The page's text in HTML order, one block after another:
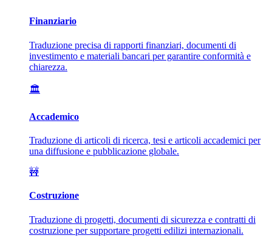
Finanziario
Traduzione precisa di rapporti finanziari, documenti di
investimento e materiali bancari per garantire conformità e
chiarezza.
🏛️
Accademico
Traduzione di articoli di ricerca, tesi e articoli accademici per
una diffusione e pubblicazione globale.
🚧
Costruzione
Traduzione di progetti, documenti di sicurezza e contratti di
costruzione per supportare progetti edilizi internazionali.